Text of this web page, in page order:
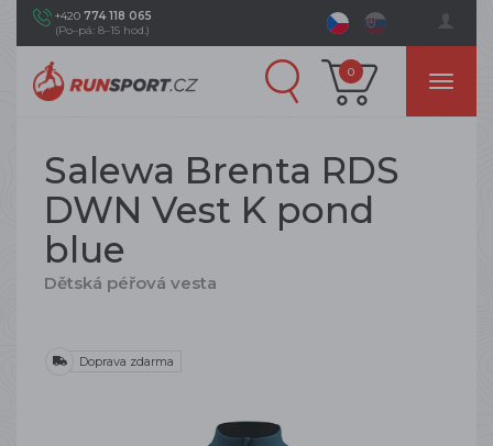
+420 774 118 065
(Po–pá: 8–15 hod.)
0
Salewa Brenta RDS
DWN Vest K pond
blue
Dětská péřová vesta
Doprava zdarma